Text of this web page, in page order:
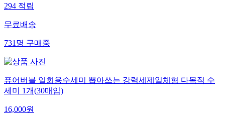
294적립
무료배송
731명구매중
퓨어버블 일회용수세미 뽑아쓰는 강력세제일체형 다목적 수
세미 1개(30매입)
16,000원